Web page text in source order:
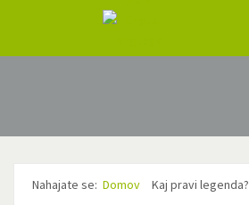
Nahajate se: Domov Kaj pravi legenda?